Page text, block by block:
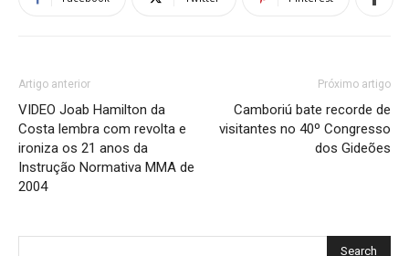
Artigo anterior
VIDEO Joab Hamilton da
Costa lembra com revolta e
ironiza os 21 anos da
Instrução Normativa MMA de
2004
Próximo artigo
Camboriú bate recorde de
visitantes no 40º Congresso
dos Gideões